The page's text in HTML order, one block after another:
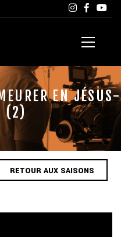
EN JÉSUS-
(2)
RETOUR AUX SAISONS